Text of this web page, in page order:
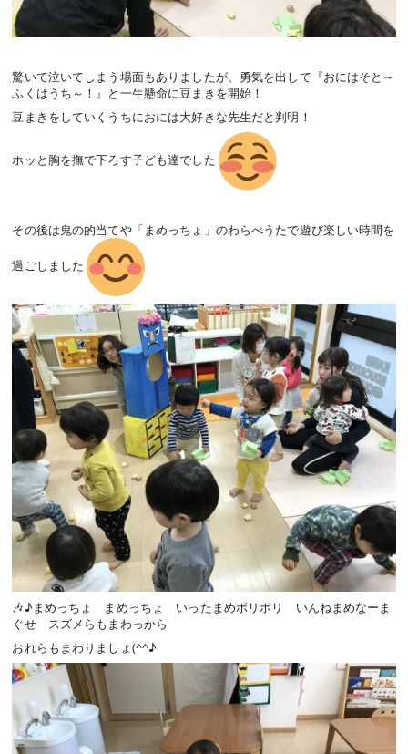
驚いて泣いてしまう場面もありましたが、勇気を出して『おにはそと～
ふくはうち～！』と一生懸命に豆まきを開始！
豆まきをしていくうちにおには大好きな先生だと判明！
ホッと胸を撫で下ろす子ども達でした
その後は鬼の的当てや「まめっちょ」のわらべうたで遊び楽しい時間を
過ごしました
🎶♪まめっちょ まめっちょ いったまめボリボリ いんねまめなーま
ぐせ スズメらもまわっから
おれらもまわりましょ(^^♪